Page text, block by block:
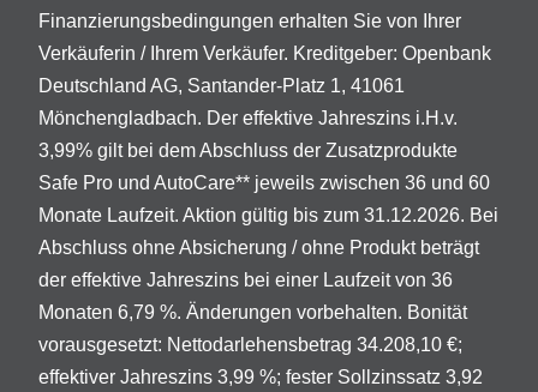
Finanzierungsbedingungen erhalten Sie von Ihrer
Verkäuferin / Ihrem Verkäufer. Kreditgeber: Openbank
Deutschland AG, Santander-Platz 1, 41061
Mönchengladbach. Der effektive Jahreszins i.H.v.
3,99% gilt bei dem Abschluss der Zusatzprodukte
Safe Pro und AutoCare** jeweils zwischen 36 und 60
Monate Laufzeit. Aktion gültig bis zum 31.12.2026. Bei
Abschluss ohne Absicherung / ohne Produkt beträgt
der effektive Jahreszins bei einer Laufzeit von 36
Monaten 6,79 %. Änderungen vorbehalten. Bonität
vorausgesetzt: Nettodarlehensbetrag 34.208,10 €;
effektiver Jahreszins 3,99 %; fester Sollzinssatz 3,92